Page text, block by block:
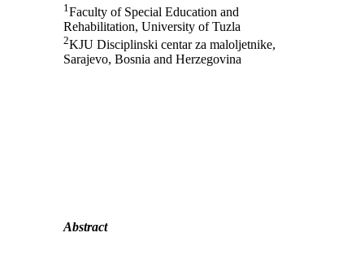
1 Faculty of Special Education and
Rehabilitation, University of Tuzla
2KJU Disciplinski centar za maloljetnike,
Sarajevo, Bosnia and Herzegovina
Abstract